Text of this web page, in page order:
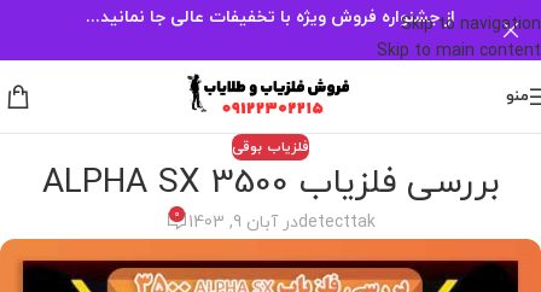
Skip to navigation
Skip to main content
از جشنواره فروش ویژه با تخفیفات عالی جا نمانید...
منو
فلزیاب بوقی
بررسی فلزیاب ALPHA SX 3500
detecttakدر آبان 9, 1403 0